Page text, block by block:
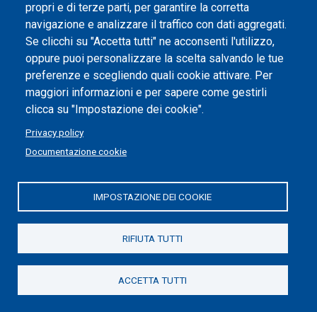
propri e di terze parti, per garantire la corretta
navigazione e analizzare il traffico con dati aggregati.
Se clicchi su "Accetta tutti" ne acconsenti l'utilizzo,
oppure puoi personalizzare la scelta salvando le tue
preferenze e scegliendo quali cookie attivare. Per
maggiori informazioni e per sapere come gestirli
clicca su "Impostazione dei cookie".
Privacy policy
Documentazione cookie
IMPOSTAZIONE DEI COOKIE
RIFIUTA TUTTI
ACCETTA TUTTI
Impostazione dei cookie
Politecnico di Torino | Corso Duca degli Abruzzi, 24 | 10129
Torino, ITALIA | P.IVA/C.F. 00518460019 | PEC